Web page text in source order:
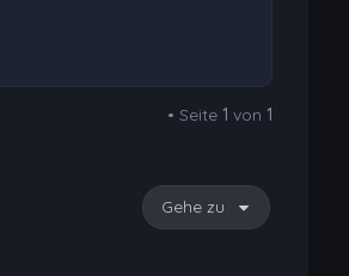
• Seite1 von1
Gehe zu